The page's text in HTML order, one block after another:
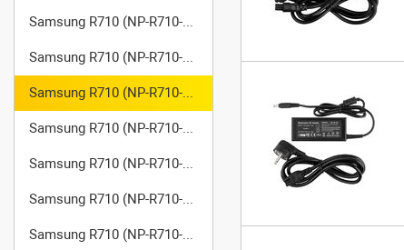
Samsung R710 (NP-R710-FS03)
Samsung R710 (NP-R710-FS04)
Samsung R710 (NP-R710-FS05)
Samsung R710 (NP-R710-FS06)
Samsung R710 (NP-R710-FS07)
Samsung R710 (NP-R710-FS08)
Samsung R710 (NP-R710-FS09)